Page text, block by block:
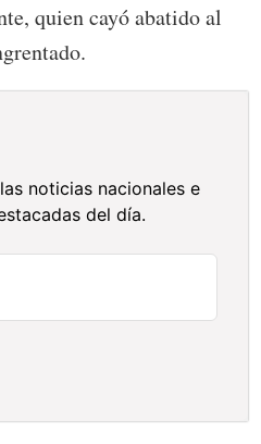
quien cayó abatido al
noticias nacionales e
del día.